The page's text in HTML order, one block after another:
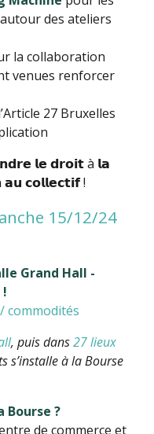
des ateliers
la collaboration
venues renforcer
27 Bruxelles
𝗹𝗲 𝗱𝗿𝗼𝗶𝘁 à 𝗹𝗮
𝗰𝗼𝗹𝗹𝗲𝗰𝘁𝗶𝗳 !
15/12/24
Grand Hall -
commodités
, puis dans27 lieux
s’installe à la Bourse
Bourse ?
de commerce et